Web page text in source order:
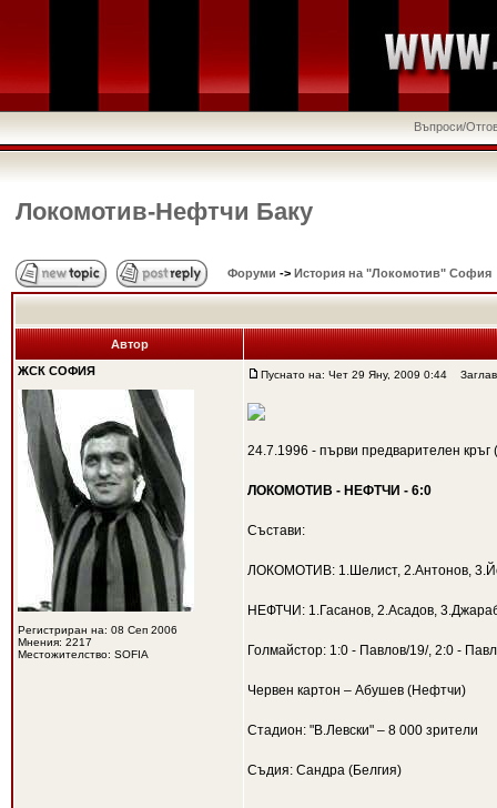
Въпроси/
Локомотив-Нефтчи Баку
Форуми -> История на "Локомотив" София
Автор
ЖСК СОФИЯ
Регистриран на: 08 Сеп 2006
Мнения: 2217
Местожителство: SOFIA
Пуснато на: Чет 29 Яну, 2009 0:44
24.7.1996 - първи предварителен кръг
ЛОКОМОТИВ - НЕФТЧИ - 6:0
Състави:
ЛОКОМОТИВ: 1.Шелист, 2.Антонов,
НЕФТЧИ: 1.Гасанов, 2.Асадов,
Голмайстор: 1:0 - Павлов/19/, 2:0 -
Червен картон – Абушев (Нефтчи)
Стадион: "В.Левски" – 8 000 зрители
Съдия: Сандра (Белгия)